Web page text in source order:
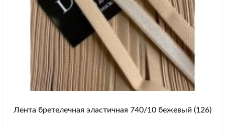
Лента бретелечная эластичная 740/10 бежевый (126)